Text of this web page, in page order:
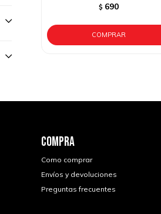
$ 690
COMPRA
Como comprar
Envíos y devoluciones
Preguntas frecuentes